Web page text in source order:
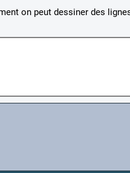
dessiner des lignes